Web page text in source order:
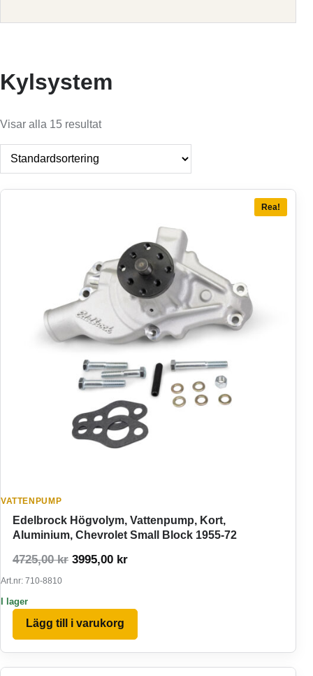
Kylsystem
Visar alla 15 resultat
Rea!
VATTENPUMP
Edelbrock Högvolym, Vattenpump, Kort,
Aluminium, Chevrolet Small Block 1955-72
4725,00kr Det ursprungliga priset var: 4725,00 kr.
3995,00 krDet nuvarande priset är: 3995,00
Art.nr: 710-8810
I lager
Lägg till i varukorg